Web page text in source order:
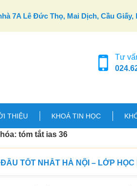
7A Lê Đức Thọ, Mai Dịch, Cầu Giấy,
Tư
THIỆU KHOÁ TIN HỌC
tóm tắt ias 36
TỐT NHẤT HÀ NỘI – LỚP